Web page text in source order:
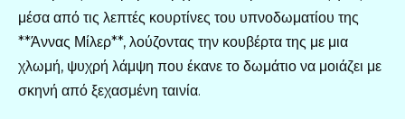
μέσα από τις λεπτές κουρτίνες του υπνοδωματίου της
**Άννας Μίλερ**, λούζοντας την κουβέρτα της με μια
χλωμή, ψυχρή λάμψη που έκανε το δωμάτιο να μοιάζει με
σκηνή από ξεχασμένη ταινία.